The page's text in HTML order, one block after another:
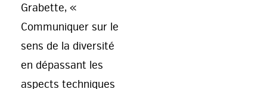
Grabette, «
Communiquer sur le
sens de la diversité
en dépassant les
aspects techniques